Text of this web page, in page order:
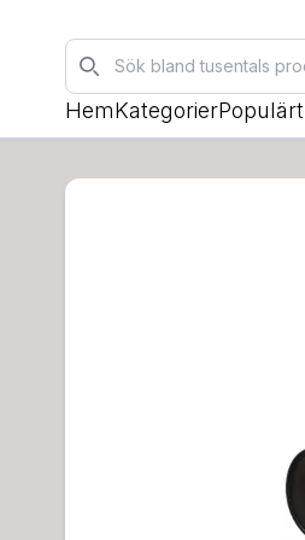
Sök
HemKategorierPopulärt